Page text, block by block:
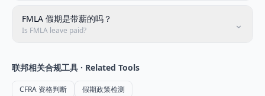
FMLA 假期是带薪的吗？
Is FMLA leave paid? ⌄
联邦相关合规工具 · Related Tools
CFRA 资格判断 假期政策检测